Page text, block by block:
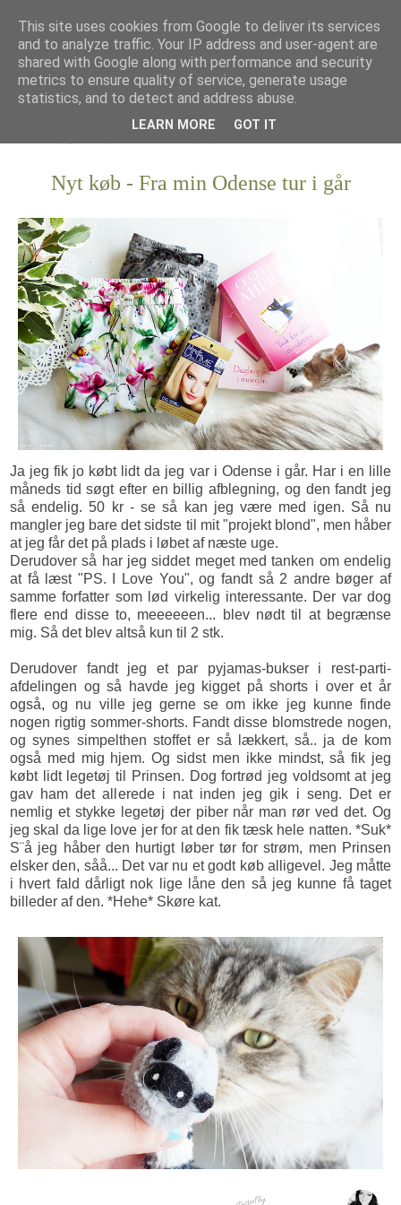
Nyt køb - Fra min Odense tur i går
Ja jeg fik jo købt lidt da jeg var i Odense i går. Har i en lille
måneds tid søgt efter en billig afblegning, og den fandt jeg
så endelig. 50 kr - se så kan jeg være med igen. Så nu
mangler jeg bare det sidste til mit "projekt blond", men håber
at jeg får det på plads i løbet af næste uge.
Derudover så har jeg siddet meget med tanken om endelig
at få læst "PS. I Love You", og fandt så 2 andre bøger af
samme forfatter som lød virkelig interessante. Der var dog
flere end disse to, meeeeeen... blev nødt til at begrænse
mig. Så det blev altså kun til 2 stk.
Derudover fandt jeg et par pyjamas-bukser i rest-parti-
afdelingen og så havde jeg kigget på shorts i over et år
også, og nu ville jeg gerne se om ikke jeg kunne finde
nogen rigtig sommer-shorts. Fandt disse blomstrede nogen,
og synes simpelthen stoffet er så lækkert, så.. ja de kom
også med mig hjem. Og sidst men ikke mindst, så fik jeg
købt lidt legetøj til Prinsen. Dog fortrød jeg voldsomt at jeg
gav ham det allerede i nat inden jeg gik i seng. Det er
nemlig et stykke legetøj der piber når man rør ved det. Og
jeg skal da lige love jer for at den fik tæsk hele natten. *Suk*
S¨å jeg håber den hurtigt løber tør for strøm, men Prinsen
elsker den, såå... Det var nu et godt køb alligevel. Jeg måtte
i hvert fald dårligt nok lige låne den så jeg kunne få taget
billeder af den. *Hehe* Skøre kat.
This site uses cookies from Google to deliver its services
and to analyze traffic. Your IP address and user-agent are
shared with Google along with performance and security
metrics to ensure quality of service, generate usage
statistics, and to detect and address abuse.
LEARN MORE GOT IT